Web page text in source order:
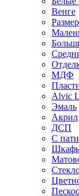
Венге
Размер
МДФ
Alvic
Эмаль
Акрил
ДСП
С